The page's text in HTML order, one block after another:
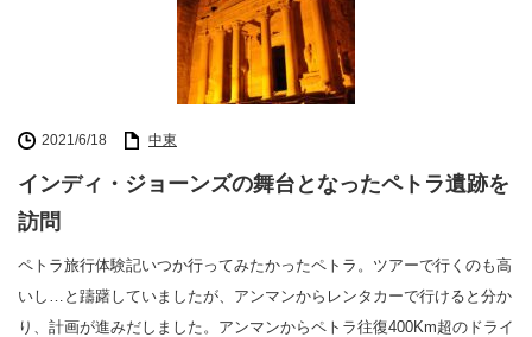
2021/6/18 中東
インディ・ジョーンズの舞台となったペトラ遺跡を
訪問
ペトラ旅行体験記いつか行ってみたかったペトラ。ツアーで行くのも高
いし…と躊躇していましたが、アンマンからレンタカーで行けると分か
り、計画が進みだしました。アンマンからペトラ往復400Km超のドライ